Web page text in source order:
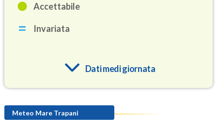
Accettabile
Invariata
Dati medi giornata
(Ozono) 94.5
Meteo Mare Trapani